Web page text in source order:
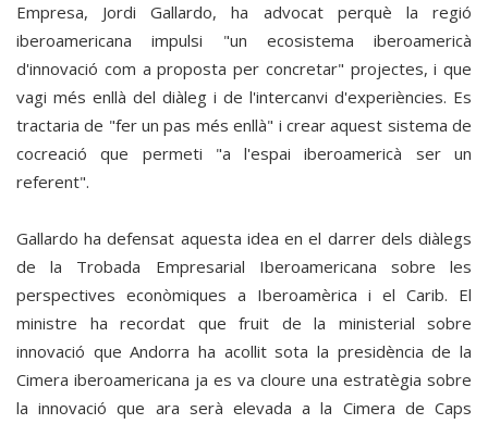
Empresa, Jordi Gallardo, ha advocat perquè la regió
iberoamericana impulsi "un ecosistema iberoamericà
d'innovació com a proposta per concretar" projectes, i que
vagi més enllà del diàleg i de l'intercanvi d'experiències. Es
tractaria de "fer un pas més enllà" i crear aquest sistema de
cocreació que permeti "a l'espai iberoamericà ser un
referent".
Gallardo ha defensat aquesta idea en el darrer dels diàlegs
de la Trobada Empresarial Iberoamericana sobre les
perspectives econòmiques a Iberoamèrica i el Carib. El
ministre ha recordat que fruit de la ministerial sobre
innovació que Andorra ha acollit sota la presidència de la
Cimera iberoamericana ja es va cloure una estratègia sobre
la innovació que ara serà elevada a la Cimera de Caps